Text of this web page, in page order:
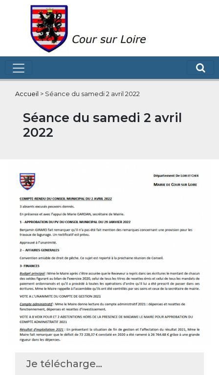
Accueil > Séance du samedi 2 avril 2022
Séance du samedi 2 avril
2022
Je télécharge…